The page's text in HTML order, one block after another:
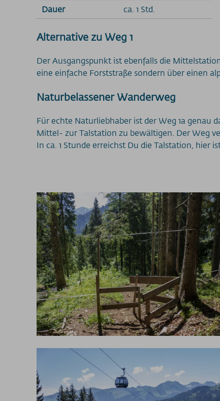
Dauer
ca. 1 Std.
Alternative zu Weg 1
Der Ausgangspunkt ist ebenfalls die
eine einfache Forststraße sondern über einen
Naturbelassener Wanderweg
Für echte Naturliebhaber ist der Weg 1a genau
Mittel- zur Talstation zu bewältigen. Der Weg
In ca. 1 Stunde erreichst Du die Talstation, hier